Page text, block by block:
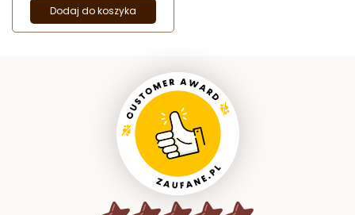
Dodaj do koszyka